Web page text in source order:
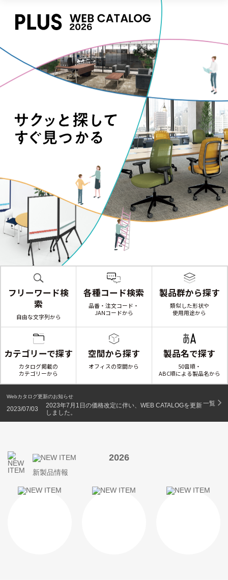
フリーワード検
索
自由な文字列から
各種コード検索
品番・注文コード・
JANコードから
製品群から探す
類似した形状や
使用用途から
カテゴリーで探す
カタログ掲載の
カテゴリーから
空間から探す
オフィスの空間から
製品名で探す
50音順・
ABC順による製品名から
Webカタログ更新のお知らせ
2023/07/03
2023年7月1日の価格改定に伴い、WEB CATALOGを更新
しました。
一覧
2026
新製品情報